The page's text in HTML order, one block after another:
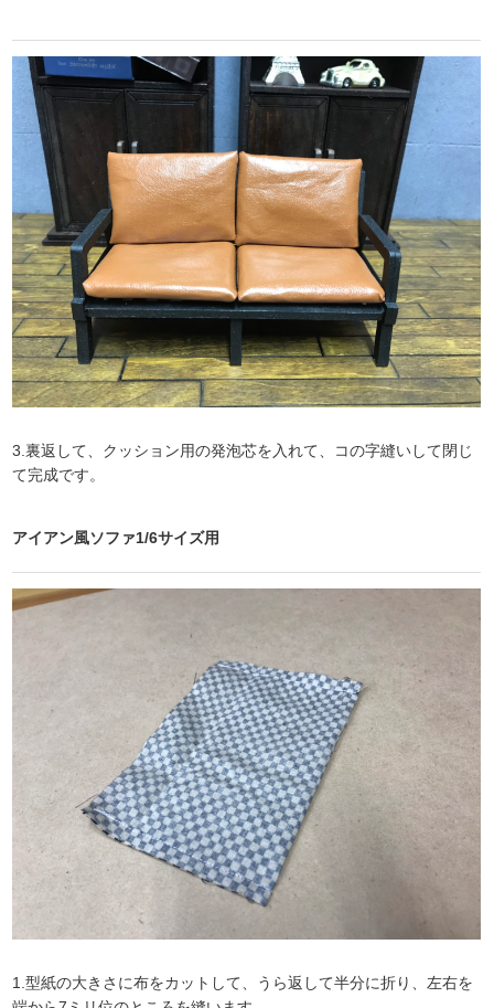
3.裏返して、クッション用の発泡芯を入れて、コの字縫いして閉じ
て完成です。
アイアン風ソファ1/6サイズ用
1.型紙の大きさに布をカットして、うら返して半分に折り、左右を